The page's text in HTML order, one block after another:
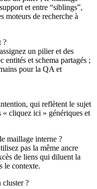
et entre “siblings”,
moteurs de recherche à
?
un pilier et des
entités et schema partagés ;
pour la QA et
qui reflètent le sujet
cliquez ici » génériques et
maillage interne ?
pas la même ancre
de liens qui diluent la
le contexte.
cluster ?